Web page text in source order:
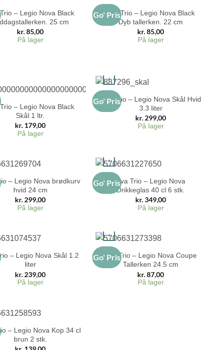
– Legio Nova Black
25 cm
kr.85,00
På lager
Go' PrisEva Trio – Legio Nova Black
Dyb tallerken. 22 cm
kr.85,00
På lager
– Legio Nova Black
Skål 1 ltr.
kr. 179,00
På lager
Go' Pris
+
Eva Trio – Legio Nova Skål Hvid
3.3 liter
kr. 299,00
På lager
– Legio Nova brødkurv
hvid 24 cm
kr.299,00
På lager
Go' Pris
+
Eva Trio – Legio Nova
Drikkeglas 40 cl 6 stk.
kr.349,00
På lager
– Legio Nova Skål 1.2
liter
kr. 239,00
På lager
Go' Pris
+
Eva Trio – Legio Nova Coupe
Tallerken 24.5 cm
kr.87,00
På lager
– Legio Nova Kop 34 cl
brun 2 stk.